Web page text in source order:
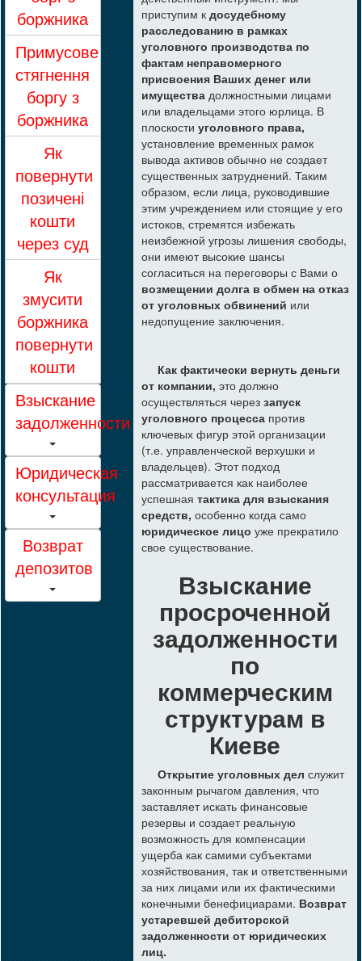
боржника
Примусове
стягнення
боргу з
боржника
Як
повернути
позичені
кошти
через суд
Як
змусити
боржника
повернути
кошти
Взыскание
задолженности
Юридическая
консультация
Возврат
депозитов
приступим к досудебному
расследованию в рамках
уголовного производства по
фактам неправомерного
присвоения Ваших денег или
имущества должностными лицами
или владельцами этого юрлица. В
плоскости уголовного права,
установление временных рамок
вывода активов обычно не создает
существенных затруднений. Таким
образом, если лица, руководившие
этим учреждением или стоящие у его
истоков, стремятся избежать
неизбежной угрозы лишения свободы,
они имеют высокие шансы
согласиться на переговоры с Вами о
возмещении долга в обмен на отказ
от уголовных обвинений или
недопущение заключения.
Как фактически вернуть деньги
от компании, это должно
осуществляться через запуск
уголовного процесса против
ключевых фигур этой организации
(т.е. управленческой верхушки и
владельцев). Этот подход
рассматривается как наиболее
успешная тактика для взыскания
средств, особенно когда само
юридическое лицо уже прекратило
свое существование.
Взыскание
просроченной
задолженности
по
коммерческим
структурам в
Киеве
Открытие уголовных дел служит
законным рычагом давления, что
заставляет искать финансовые
резервы и создает реальную
возможность для компенсации
ущерба как самими субъектами
хозяйствования, так и ответственными
за них лицами или их фактическими
конечными бенефициарами. Возврат
устаревшей дебиторской
задолженности от юридических
лиц.